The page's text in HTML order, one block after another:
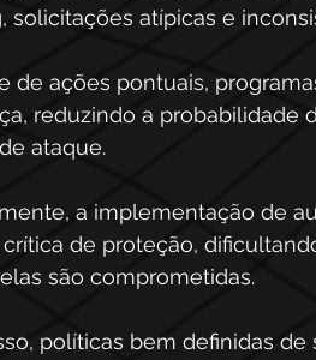
solicitações atípicas e
de ações pontuais,
reduzindo a probabilidade
ataque.
a implementação de
de proteção,
são comprometidas.
políticas bem definidas